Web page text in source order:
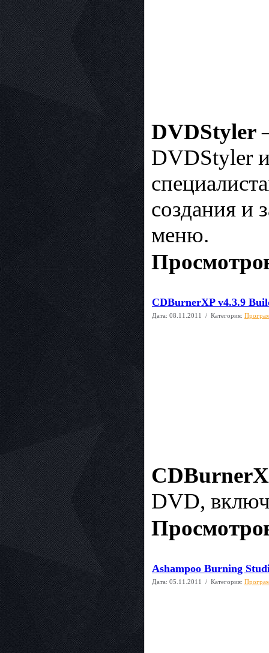
DVDStyler
DVDStyler
создания и
меню.
CDBurnerXP v4.3.9
Дата: 08.11.2011 / Категория:
DVD,
Ashampoo Burning
Дата: 05.11.2011 / Категория: